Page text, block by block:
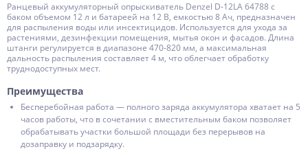
Ранцевый аккумуляторный опрыскиватель Denzel D-12LA 64788 с
баком объемом 12 л и батареей на 12 В, емкостью 8 Ач, предназначен
для распыления воды или инсектицидов. Используется для ухода за
растениями, дезинфекции помещения, мытья окон и фасадов. Длина
штанги регулируется в диапазоне 470-820 мм, а максимальная
дальность распыления составляет 4 м, что облегчает обработку
труднодоступных мест.
Преимущества
Бесперебойная работа — полного заряда аккумулятора хватает на 5
часов работы, что в сочетании с вместительным баком позволяет
обрабатывать участки большой площади без перерывов на
дозаправку и подзарядку.